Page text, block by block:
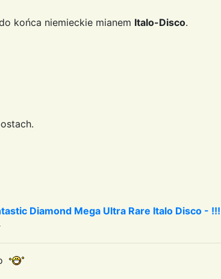
końca niemieckie mianem Italo-Disco.
Diamond Mega Ultra Rare Italo Disco - !!!